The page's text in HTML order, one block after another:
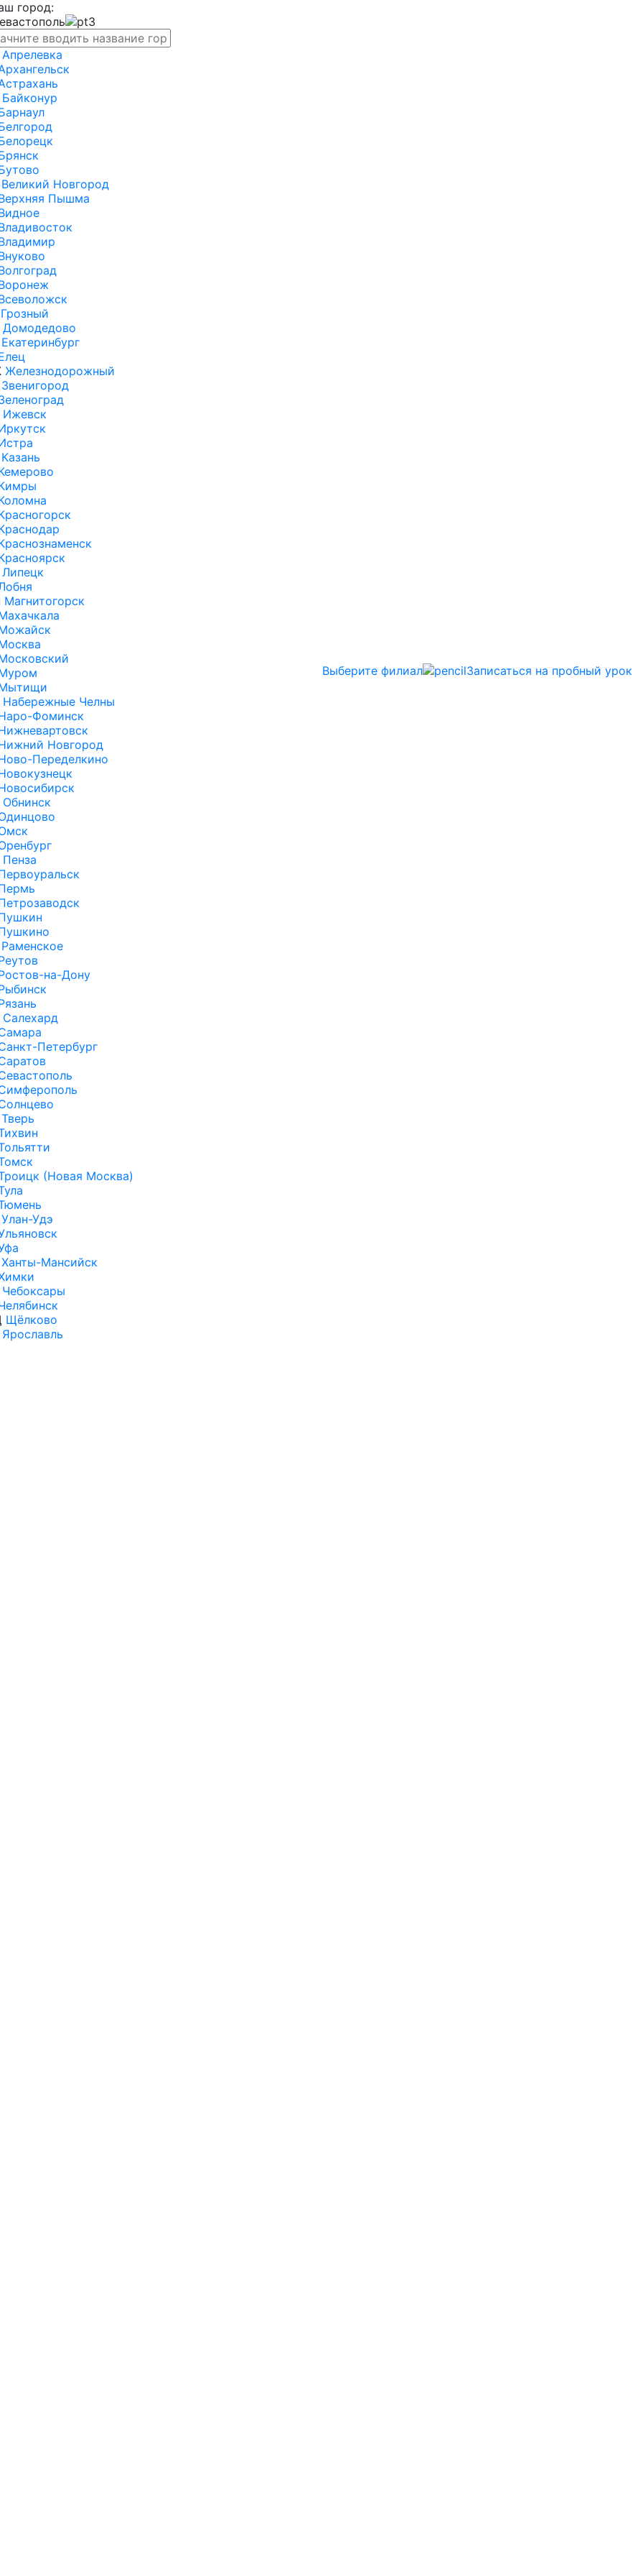
город:
Апрелевка
Байконур
Великий Новгород
Пышма
Грозный
Домодедово
Екатеринбург
Железнодорожный
Звенигород
Ижевск
Казань
Липецк
Магнитогорск
Набережные Челны
Фоминск
Новгород
Переделкино
Обнинск
Пенза
Раменское
на-Дону
Салехард
Петербург
Тверь
(Новая Москва)
Улан-Удэ
Ханты-Мансийск
Чебоксары
Щёлково
Ярославль
Выберите филиал Записаться на пробный урок